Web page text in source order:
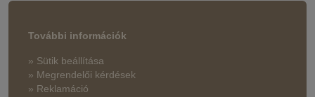
További információk
» Sütik beállítása
» Megrendelői kérdések
» Reklamáció